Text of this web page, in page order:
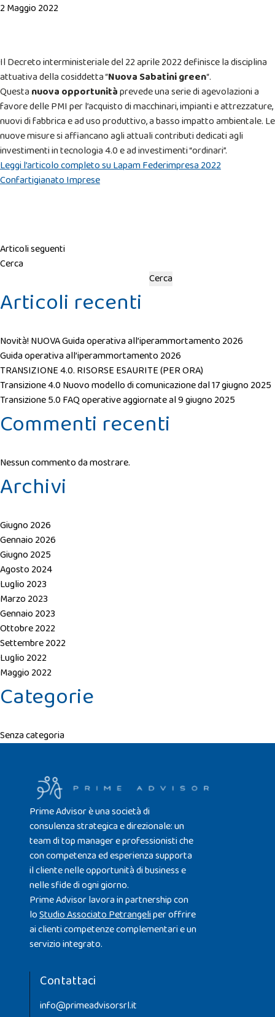
2 Maggio 2022
Il Decreto interministeriale del 22 aprile 2022 definisce la disciplina
attuativa della cosiddetta “Nuova Sabatini green“.
Questa nuova opportunitàprevede una serie di agevolazioni a
favore delle PMI per l’acquisto di macchinari, impianti e attrezzature,
nuovi di fabbrica e ad uso produttivo, a basso impatto ambientale. Le
nuove misure si affiancano agli attuali contributi dedicati agli
investimenti in tecnologia 4.0 e ad investimenti “ordinari”.
Leggi l’articolo completo su Lapam Federimpresa 2022
Confartigianato Imprese
Navigazione
articoli
Articoli seguenti
Cerca
Cerca
Articoli recenti
Novità! NUOVA Guida operativa all’iperammortamento 2026
Guida operativa all’iperammortamento 2026
TRANSIZIONE 4.0. RISORSE ESAURITE (PER ORA)
Transizione 4.0 Nuovo modello di comunicazione dal 17 giugno 2025
Transizione 5.0 FAQ operative aggiornate al 9 giugno 2025
Commenti recenti
Nessun commento da mostrare.
Archivi
Giugno 2026
Gennaio 2026
Giugno 2025
Agosto 2024
Luglio 2023
Marzo 2023
Gennaio 2023
Ottobre 2022
Settembre 2022
Luglio 2022
Maggio 2022
Categorie
Senza categoria
Prime Advisor è una società di
consulenza strategica e direzionale: un
team di top manager e professionisti che
con competenza ed esperienza supporta
il cliente nelle opportunità di business e
nelle sfide di ogni giorno.
Prime Advisor lavora in partnership con
loStudio Associato Petrangeliper offrire
ai clienti competenze complementari e un
servizio integrato.
Contattaci
info@primeadvisorsrl.it